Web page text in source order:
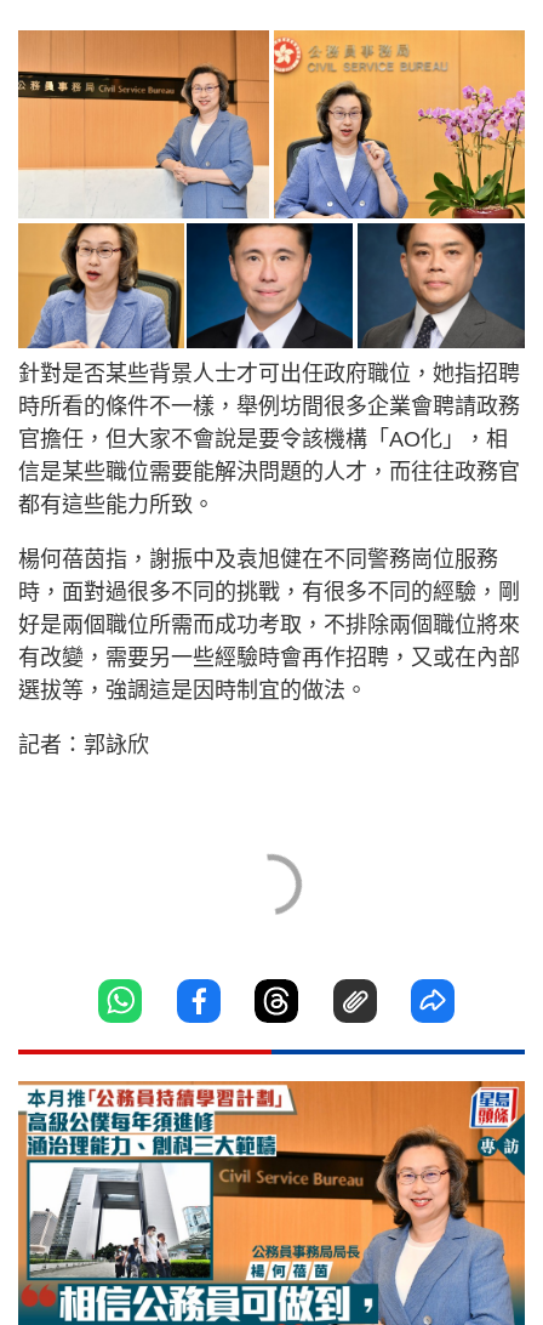
針對是否某些背景人士才可出任政府職位，她指招聘
時所看的條件不一樣，舉例坊間很多企業會聘請政務
官擔任，但大家不會說是要令該機構「AO化」，相
信是某些職位需要能解決問題的人才，而往往政務官
都有這些能力所致。
楊何蓓茵指，謝振中及袁旭健在不同警務崗位服務
時，面對過很多不同的挑戰，有很多不同的經驗，剛
好是兩個職位所需而成功考取，不排除兩個職位將來
有改變，需要另一些經驗時會再作招聘，又或在內部
選拔等，強調這是因時制宜的做法。
記者：郭詠欣